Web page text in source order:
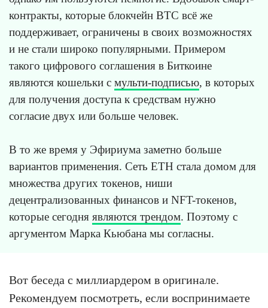
контракты, которые блокчейн BTC всё же
поддерживает, ограничены в своих возможностях
и не стали широко популярными. Примером
такого цифрового соглашения в Биткоине
являются кошельки с мульти-подписью, в которых
для получения доступа к средствам нужно
согласие двух или больше человек.
В то же время у Эфириума заметно больше
вариантов применения. Сеть ETH стала домом для
множества других токенов, ниши
децентрализованных финансов и NFT-токенов,
которые сегодня являются трендом. Поэтому с
аргументом Марка Кьюбана мы согласны.
Вот беседа с миллиардером в оригинале.
Рекомендуем посмотреть, если воспринимаете